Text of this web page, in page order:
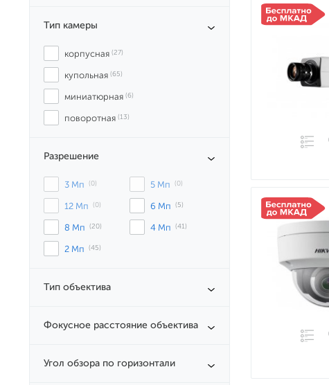
Тип камеры
корпусная (27)
купольная (65)
миниатюрная (6)
поворотная (13)
Разрешение
3 Мп (0) 5 Мп (0)
12 Мп (0) 6 Мп (5)
8 Мп (20) 4 Мп (41)
2 Мп (45)
Тип объектива
Фокусное расстояние объектива
Угол обзора по горизонтали